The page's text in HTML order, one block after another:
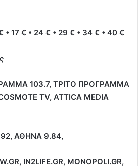
• 17 € • 24 € • 29 € • 34 € • 40 €
103.7, ΤΡΙΤΟ ΠΡΟΓΡΑΜΜΑ
TV, ATTICA MEDIA
92, ΑΘΗΝΑ 9.84,
IN2LIFE.GR, ΜΟNOPOLI.GR,